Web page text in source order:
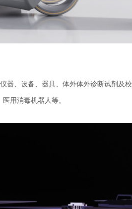
器、设备、器具、体外体外诊断试剂
用消毒机器人等。